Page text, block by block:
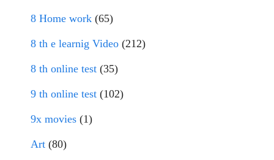
8 Home work (65)
8 th e learnig Video (212)
8 th online test (35)
9 th online test (102)
9x movies (1)
Art (80)